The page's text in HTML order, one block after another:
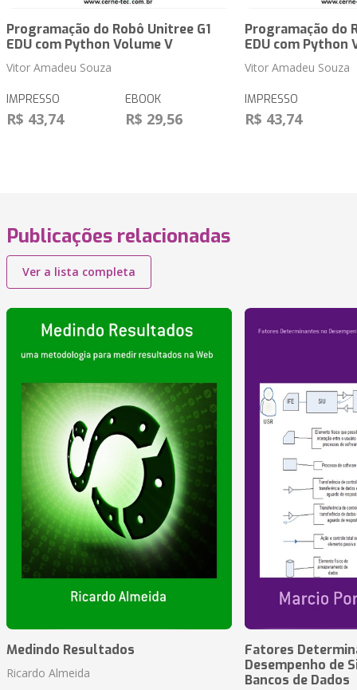
Programação do Robô Unitree G1
EDU com Python Volume V
Vitor Amadeu Souza
IMPRESSO
R$ 43,74
EBOOK
R$ 29,56
Programação do
EDU com Python
Vitor Amadeu Souza
IMPRESSO
R$ 43,74
Publicações relacionadas
Ver a lista completa
Medindo Resultados
Ricardo Almeida
Fatores
Desempenho de
Bancos de Dados